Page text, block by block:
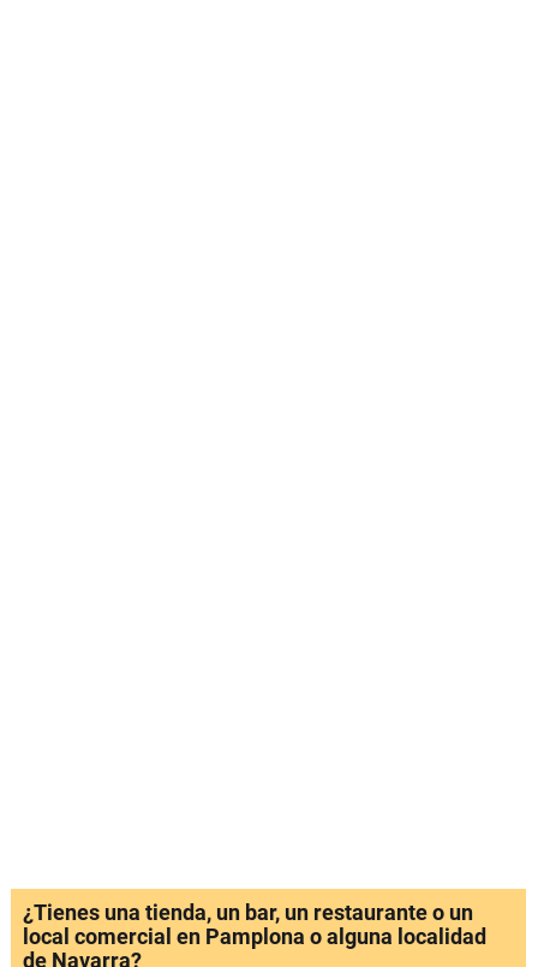
¿Tienes una tienda, un bar, un restaurante o un
local comercial en Pamplona o alguna localidad
de Navarra?